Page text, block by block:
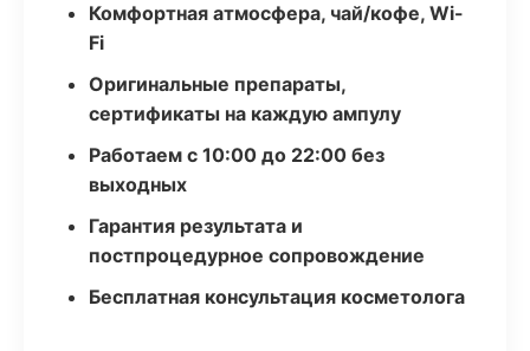
Комфортная атмосфера, чай/кофе, Wi-
Fi
Оригинальные препараты,
сертификаты на каждую ампулу
Работаем с 10:00 до 22:00 без
выходных
Гарантия результата и
постпроцедурное сопровождение
Бесплатная консультация косметолога